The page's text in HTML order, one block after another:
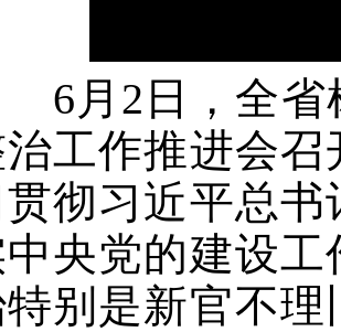
月2日，全省
工作推进会
彻习近平总
央党的建设
别是新官不